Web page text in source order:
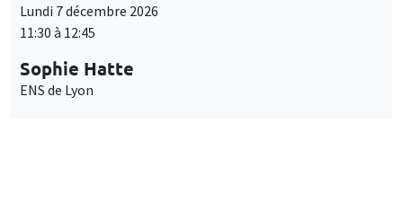
Lundi 7 décembre 2026
11:30 à 12:45
Sophie Hatte
ENS de Lyon